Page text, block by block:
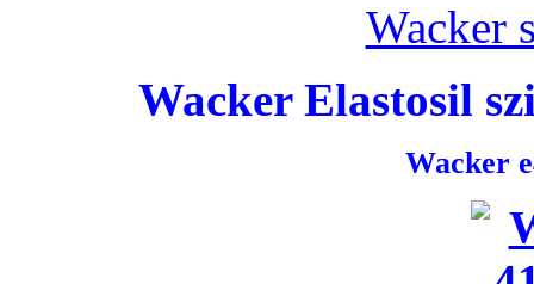
Wacker
Wacker Elastosil
Wacker